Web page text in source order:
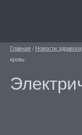
Главная / Новости
кровь